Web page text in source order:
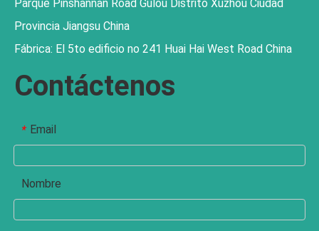
Parque Pinshannan Road Gulou Distrito Xuzhou Ciudad
Provincia Jiangsu China
Fábrica: El 5to edificio no 241 Huai Hai West Road China
Contáctenos
* Email
Nombre